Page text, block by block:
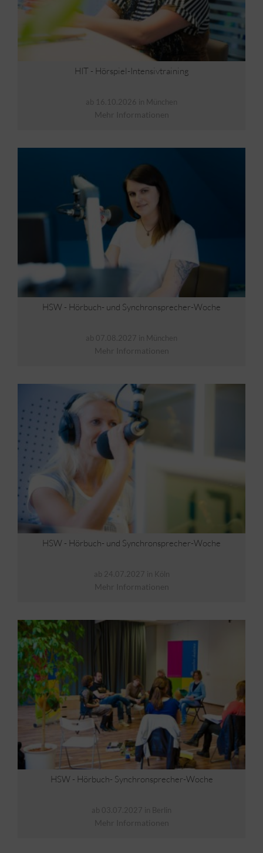
HIT - Hörspiel-Intensivtraining
ab 16.10.2026 in München
Mehr Informationen
HSW - Hörbuch- und Synchronsprecher-Woche
ab 07.08.2027 in München
Mehr Informationen
HSW - Hörbuch- und Synchronsprecher-Woche
ab 24.07.2027 in Köln
Mehr Informationen
HSW - Hörbuch- Synchronsprecher-Woche
ab 03.07.2027 in Berlin
Mehr Informationen